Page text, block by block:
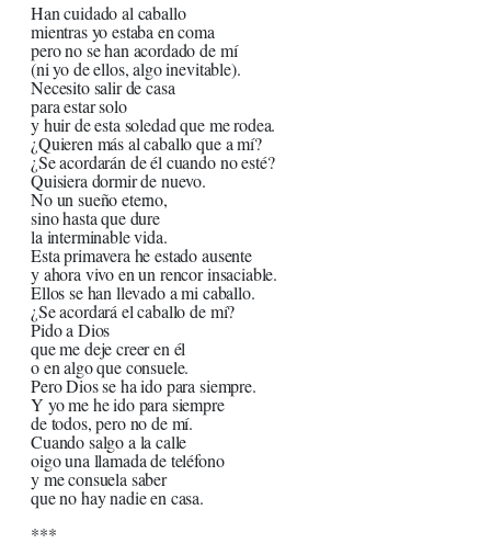
Han cuidado al caballo
mientras yo estaba en coma
pero no se han acordado de mí
(ni yo de ellos, algo inevitable).
Necesito salir de casa
para estar solo
y huir de esta soledad que me rodea.
¿Quieren más al caballo que a mí?
¿Se acordarán de él cuando no esté?
Quisiera dormir de nuevo.
No un sueño eterno,
sino hasta que dure
la interminable vida.
Esta primavera he estado ausente
y ahora vivo en un rencor insaciable.
Ellos se han llevado a mi caballo.
¿Se acordará el caballo de mí?
Pido a Dios
que me deje creer en él
o en algo que consuele.
Pero Dios se ha ido para siempre.
Y yo me he ido para siempre
de todos, pero no de mí.
Cuando salgo a la calle
oigo una llamada de teléfono
y me consuela saber
que no hay nadie en casa.
***